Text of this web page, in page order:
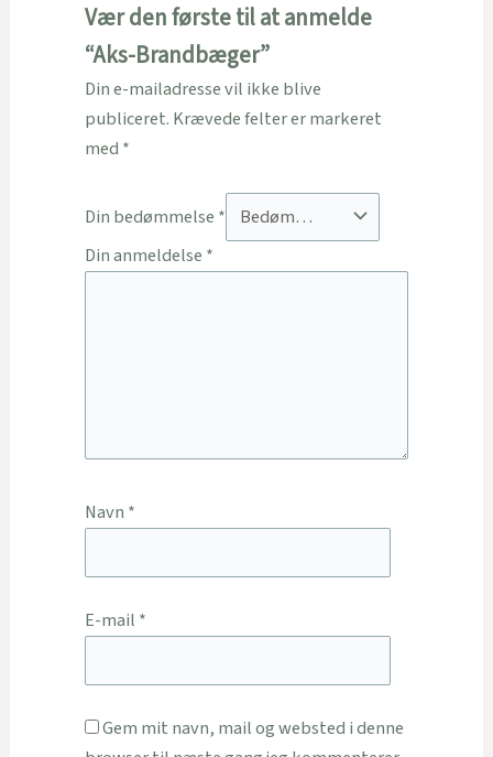
Vær den første til at anmelde
“Aks-Brandbæger”
Din e-mailadresse vil ikke blive
publiceret. Krævede felter er markeret
med *
Din bedømmelse *
Din anmeldelse *
Navn *
E-mail *
Gem mit navn, mail og websted i denne